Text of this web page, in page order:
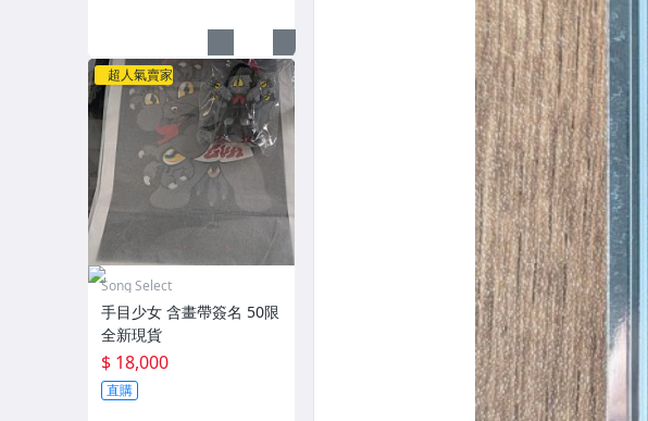
超人氣賣家
Song Select
手目少女 含畫帶簽名 50限
全新現貨
$ 18,000
直購